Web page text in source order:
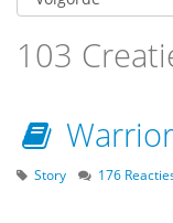
103
Story 176